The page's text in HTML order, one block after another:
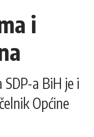
i
a BiH je i
Općine